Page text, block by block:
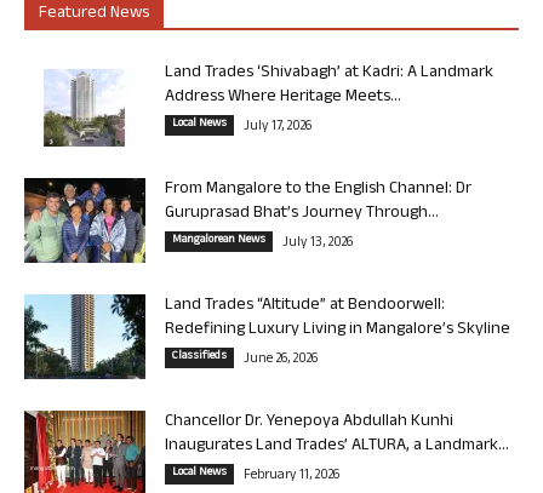
Featured News
Land Trades ‘Shivabagh’ at Kadri: A Landmark
Address Where Heritage Meets...
Local News July 17, 2026
From Mangalore to the English Channel: Dr
Guruprasad Bhat’s Journey Through...
Mangalorean News July 13, 2026
Land Trades “Altitude” at Bendoorwell:
Redefining Luxury Living in Mangalore’s Skyline
Classifieds June 26, 2026
Chancellor Dr. Yenepoya Abdullah Kunhi
Inaugurates Land Trades’ ALTURA, a Landmark...
Local News February 11, 2026